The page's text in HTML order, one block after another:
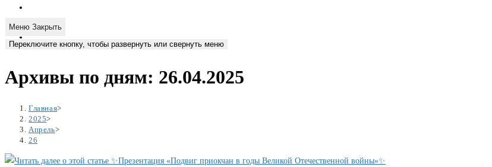
Меню Закрыть
Переключите кнопку, чтобы развернуть или свернуть меню
Архивы по дням: 26.04.2025
Главная>
2025>
Апрель>
26